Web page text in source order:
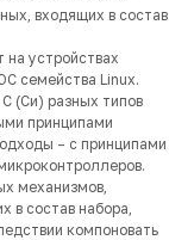
входящих в состав
на устройствах
семейства Linux.
(Си) разных типов
принципами
– с принципами
механизмов,
в состав набора,
компоновать